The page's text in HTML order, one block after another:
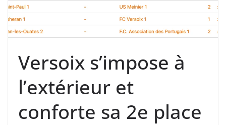
Versoix s’impose à
l’extérieur et
conforte sa 2e place